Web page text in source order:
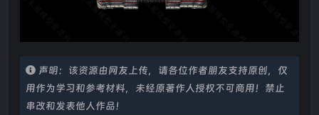
声明：该资源由网友上传，请各位作者朋友支持原创，仅
用作为学习和参考材料，未经原著作人授权不可商用！禁止
串改和发表他人作品！